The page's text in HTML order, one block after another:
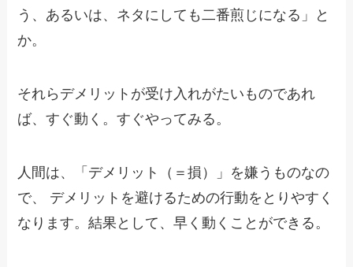
う、あるいは、ネタにしても二番煎じになる」と
か。
それらデメリットが受け入れがたいものであれ
ば、すぐ動く。すぐやってみる。
人間は、「デメリット（＝損）」を嫌うものなの
で、 デメリットを避けるための行動をとりやすく
なります。結果として、早く動くことができる。